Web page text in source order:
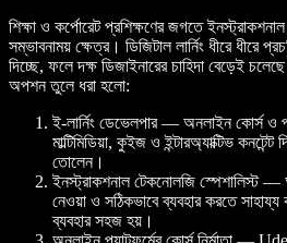
শিক্ষা ও কর্পোরেট প্রশিক্ষণের জগতে
সম্ভাবনাময় ক্ষেত্র। ডিজিটাল লার্নিং ধীরে ধীরে
দিচ্ছে, ফলে দক্ষ ডিজাইনারের চাহিদা বেড়েই
অপশন তুলে ধরা হলো:
ই-লার্নিং ডেভেলপার — অনলাইন কোর্স ও
মাল্টিমিডিয়া, কুইজ ও ইন্টারঅ্যাক্টিভ
তোলেন।
ইনস্ট্রাকশনাল টেকনোলজি স্পেশালিস্ট —
নেওয়া ও সঠিকভাবে ব্যবহার করতে
ব্যবহার সহজ হয়।